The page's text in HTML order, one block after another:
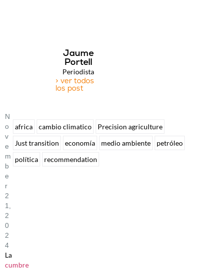
Jaume
Portell
Periodista
> ver todos
los post
N
O
V
E
M
B
E
R
2
1,
2
0
2
4
La
cumbre
africa cambio climatico
Precision agriculture
Just transition
economía medio ambiente
petróleo
política
recommendation